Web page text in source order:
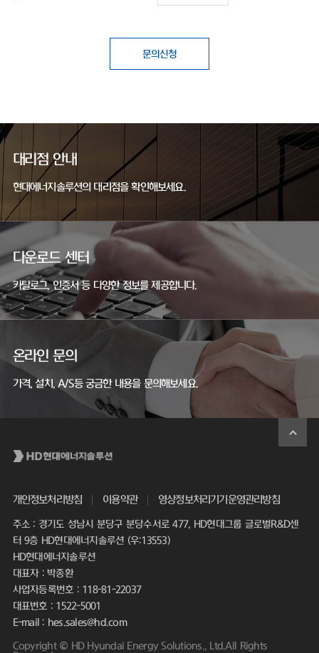
문의신청
대리점 안내
현대에너지솔루션의 대리점을 확인해보세요.
다운로드 센터
카탈로그, 인증서 등 다양한 정보를 제공합니다.
온라인 문의
가격, 설치, A/S등 궁금한 내용을 문의해보세요.
개인정보처리방침 이용약관 영상정보처리기기운영관리방침
주소 : 경기도 성남시 분당구 분당수서로 477, HD현대그룹 글로벌R&D센
터 9층 HD현대에너지솔루션 (우:13553)
HD현대에너지솔루션
대표자 : 박종환
사업자등록번호 : 118-81-22037
대표번호 : 1522-5001
E-mail : hes.sales@hd.com
Copyright © HD Hyundai Energy Solutions., Ltd.All Rights